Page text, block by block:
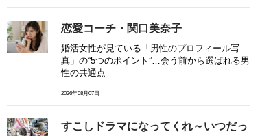
恋愛コーチ・関口美奈子
婚活女性が見ている「男性のプロフィール写
真」の“5つのポイント”…会う前から選ばれる男
性の共通点
2026年08月07日
すこしドラマになってくれ～いつだっ